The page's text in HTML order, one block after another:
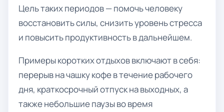
Цель таких периодов — помочь человеку
восстановить силы, снизить уровень стресса
и повысить продуктивность в дальнейшем.
Примеры коротких отдыхов включают в себя:
перерыв на чашку кофе в течение рабочего
дня, краткосрочный отпуск на выходных, а
также небольшие паузы во время